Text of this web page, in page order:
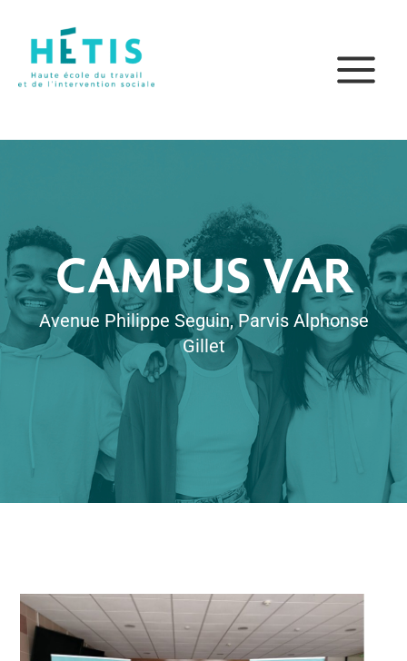
contenu
CAMPUS VAR
Avenue Philippe Seguin, Parvis Alphonse
Gillet